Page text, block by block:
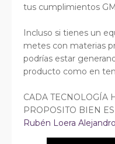
tus cumplimientos
Incluso si tienes un
metes con materias
podrías estar
producto como en
CADA TECNOLOGÍA
PROPOSITO BIEN
Rubén Loera